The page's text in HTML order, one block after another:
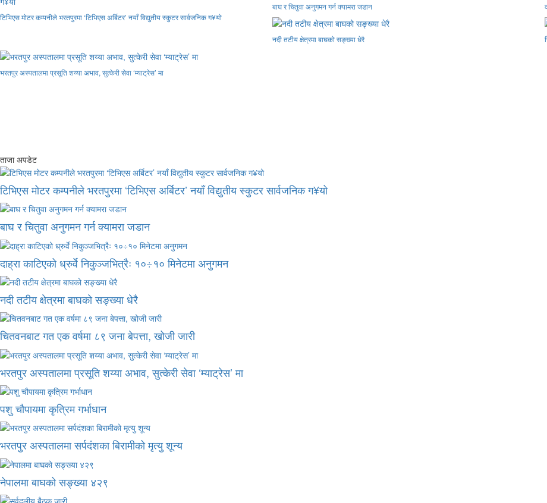
टिभिएस मोटर कम्पनीले भरतपुरमा ‘टिभिएस अर्बिटर’ नयाँ विद्युतीय स्कुटर सार्वजनिक ग¥यो
बाघ र चितुवा अनुगमन गर्न क्यामरा जडान
नदी तटीय क्षेत्रमा बाघको सङ्ख्या धेरै
भरतपुर अस्पतालमा प्रसूति शय्या अभाव, सुत्केरी सेवा ‘म्याट्रेस’ मा
ताजा अपडेट
टिभिएस मोटर कम्पनीले भरतपुरमा ‘टिभिएस अर्बिटर’ नयाँ विद्युतीय स्कुटर सार्वजनिक ग¥यो
बाघ र चितुवा अनुगमन गर्न क्यामरा जडान
दाह्रा काटिएको ध्रुर्वे निकुञ्जभित्रैः १०÷१० मिनेटमा अनुगमन
नदी तटीय क्षेत्रमा बाघको सङ्ख्या धेरै
चितवनबाट गत एक वर्षमा ८९ जना बेपत्ता, खोजी जारी
भरतपुर अस्पतालमा प्रसूति शय्या अभाव, सुत्केरी सेवा ‘म्याट्रेस’ मा
पशु चौपायमा कृत्रिम गर्भाधान
भरतपुर अस्पतालमा सर्पदंशका बिरामीको मृत्यु शून्य
नेपालमा बाघको सङ्ख्या ४२९